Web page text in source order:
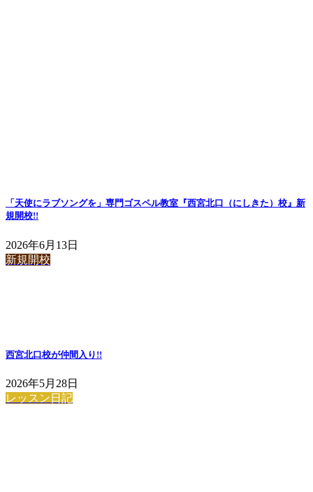
「天使にラブソングを」専門ゴスペル教室『西宮北口（にしきた）校』新
規開校!!
2026年6月13日
新規開校
西宮北口校が仲間入り!!
2026年5月28日
レッスン日記